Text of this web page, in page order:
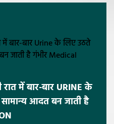
में बार-बार URINE के
आदत बन जाती है